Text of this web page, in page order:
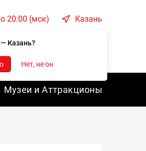
20:00 (мск) Казань
Казань?
Нет, не он
Музеи и Аттракционы